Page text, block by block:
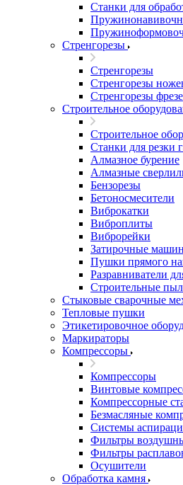
Станки для
Стренгорезы
Стренгорезы
Стренгорезы
Стренгорезы
Строительное
Строительное
Станки для резки
Алмазное бурение
Алмазные
Бензорезы
Бетоносмесители
Виброкатки
Виброплиты
Виброрейки
Затирочные
Пушки прямого
Разравниватели
Строительные
Стыковые сварочные
Тепловые пушки
Этикетировочное
Маркираторы
Компрессоры
Компрессоры
Винтовые
Компрессорные
Безмасляные
Системы
Фильтры
Фильтры
Осушители
Обработка камня